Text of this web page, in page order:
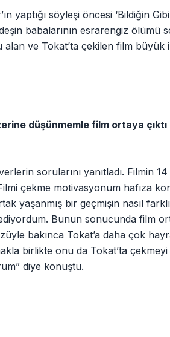
yaptığı söyleşi öncesi ‘Bildiğin
babalarının esrarengiz ölümü
alan ve Tokat’ta çekilen film büyük
düşünmemle film ortaya çıktı
sorularını yanıtladı. Filmin
çekme motivasyonum hafıza
yaşanmış bir geçmişin nasıl
Bunun sonucunda film
bakınca Tokat’a daha çok
birlikte onu da Tokat’ta
diye konuştu.